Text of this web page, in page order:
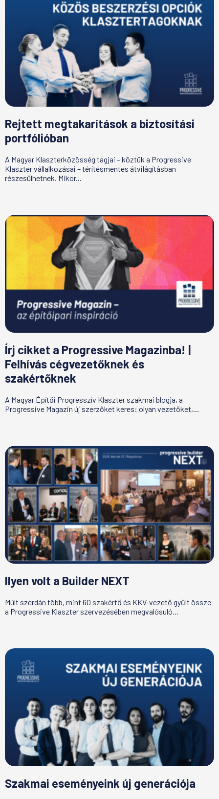
Rejtett megtakarítások a biztosítási
portfólióban
A Magyar Klaszterközösség tagjai – köztük a Progressive
Klaszter vállalkozásai – térítésmentes átvilágításban
részesülhetnek. Mikor...
Írj cikket a Progressive Magazinba! |
Felhívás cégvezetőknek és
szakértőknek
A Magyar Építői Progresszív Klaszter szakmai blogja, a
Progressive Magazin új szerzőket keres: olyan vezetőket,...
Ilyen volt a Builder NEXT
Múlt szerdán több, mint 60 szakértő és KKV-vezető gyűlt össze
a Progressive Klaszter szervezésében megvalósuló...
Szakmai eseményeink új generációja